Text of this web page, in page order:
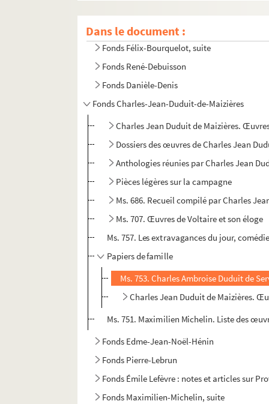
Dans le document :
Fonds François-Thomas-Marie-de-
Fonds Félix-Bourquelot, suite
Fonds René-Debuisson
Fonds Danièle-Denis
Fonds Charles-Jean-Duduit-de-Maizières
Charles Jean Duduit de Maizières.
Dossiers des œuvres de Charles Jean
Anthologies réunies par Charles Jean
Pièces légères sur la campagne
Ms. 686. Recueil compilé par Charles
Ms. 707. Œuvres de Voltaire et son éloge
Ms. 757. Les extravagances du jour,
Papiers de famille
Ms. 753. Charles Ambroise Duduit de
Charles Jean Duduit de Maizières.
Ms. 751. Maximilien Michelin. Liste des
Fonds Edme-Jean-Noël-Hénin
Fonds Pierre-Lebrun
Fonds Émile Lefèvre : notes et articles sur
Fonds Maximilien-Michelin, suite